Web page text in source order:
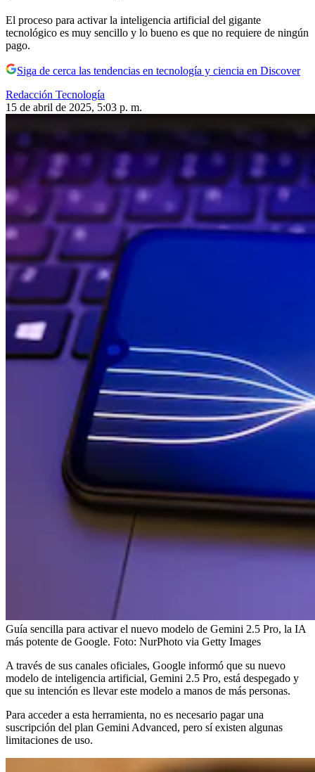
El proceso para activar la inteligencia artificial del gigante
tecnológico es muy sencillo y lo bueno es que no requiere de ningún
pago.
Siga de cerca las tendencias en tecnología y ciencia en Discover
Redacción Tecnología
15 de abril de 2025, 5:03 p. m.
Guía sencilla para activar el nuevo modelo de Gemini 2.5 Pro, la IA
más potente de Google. Foto: NurPhoto via Getty Images
A través de sus canales oficiales, Google informó que su nuevo
modelo de inteligencia artificial, Gemini 2.5 Pro, está despegado y
que su intención es llevar este modelo a manos de más personas.
Para acceder a esta herramienta, no es necesario pagar una
suscripción del plan Gemini Advanced, pero sí existen algunas
limitaciones de uso.